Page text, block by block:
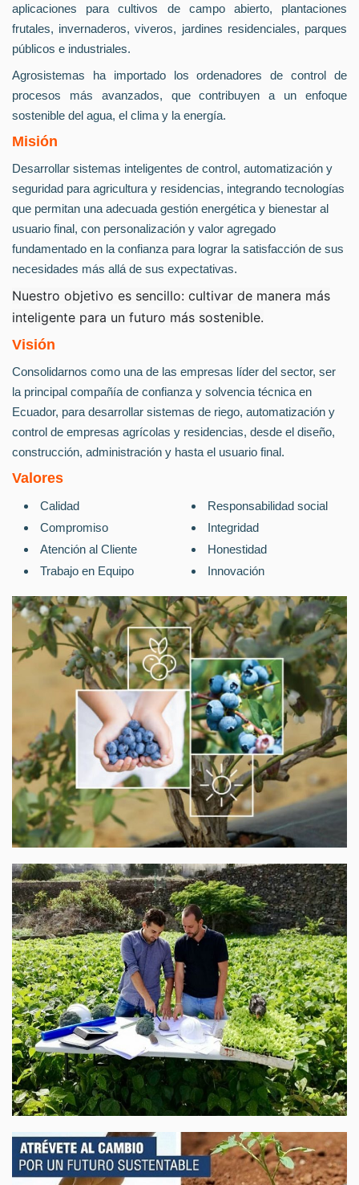
aplicaciones para cultivos de campo abierto, plantaciones
frutales, invernaderos, viveros, jardines residenciales, parques
públicos e industriales.
Agrosistemas ha importado los ordenadores de control de
procesos más avanzados, que contribuyen a un enfoque
sostenible del agua, el clima y la energía.
Misión
Desarrollar sistemas inteligentes de control, automatización y
seguridad para agricultura y residencias, integrando tecnologías
que permitan una adecuada gestión energética y bienestar al
usuario final, con personalización y valor agregado
fundamentado en la confianza para lograr la satisfacción de sus
necesidades más allá de sus expectativas.
Nuestro objetivo es sencillo: cultivar de manera más
inteligente para un futuro más sostenible.
Visión
Consolidarnos como una de las empresas líder del sector, ser
la principal compañía de confianza y solvencia técnica en
Ecuador, para desarrollar sistemas de riego, automatización y
control de empresas agrícolas y residencias, desde el diseño,
construcción, administración y hasta el usuario final.
Valores
Calidad
Responsabilidad social
Compromiso
Integridad
Atención al Cliente
Honestidad
Trabajo en Equipo
Innovación